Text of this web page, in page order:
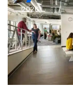
2026
un
ingénieur
logiciel
pour
les
réponses